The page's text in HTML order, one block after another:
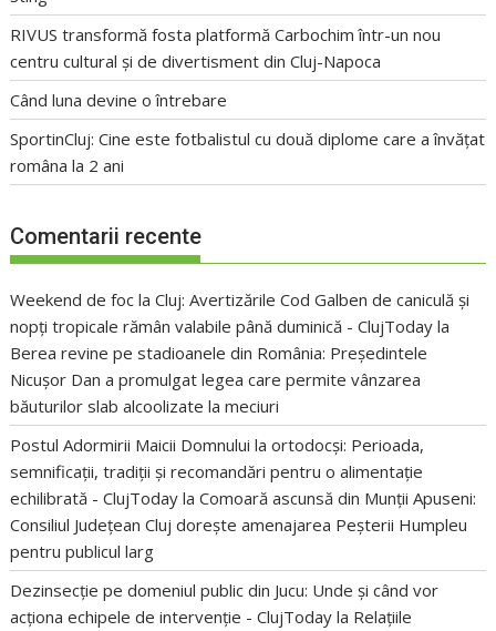
RIVUS transformă fosta platformă Carbochim într-un nou
centru cultural și de divertisment din Cluj-Napoca
Când luna devine o întrebare
SportinCluj: Cine este fotbalistul cu două diplome care a învățat
româna la 2 ani
Comentarii recente
Weekend de foc la Cluj: Avertizările Cod Galben de caniculă și
nopți tropicale rămân valabile până duminică - ClujToday la
Berea revine pe stadioanele din România: Președintele
Nicușor Dan a promulgat legea care permite vânzarea
băuturilor slab alcoolizate la meciuri
Postul Adormirii Maicii Domnului la ortodocși: Perioada,
semnificații, tradiții și recomandări pentru o alimentație
echilibrată - ClujToday laComoară ascunsă din Munții Apuseni:
Consiliul Județean Cluj dorește amenajarea Peșterii Humpleu
pentru publicul larg
Dezinsecție pe domeniul public din Jucu: Unde și când vor
acționa echipele de intervenție - ClujToday la Relațiile